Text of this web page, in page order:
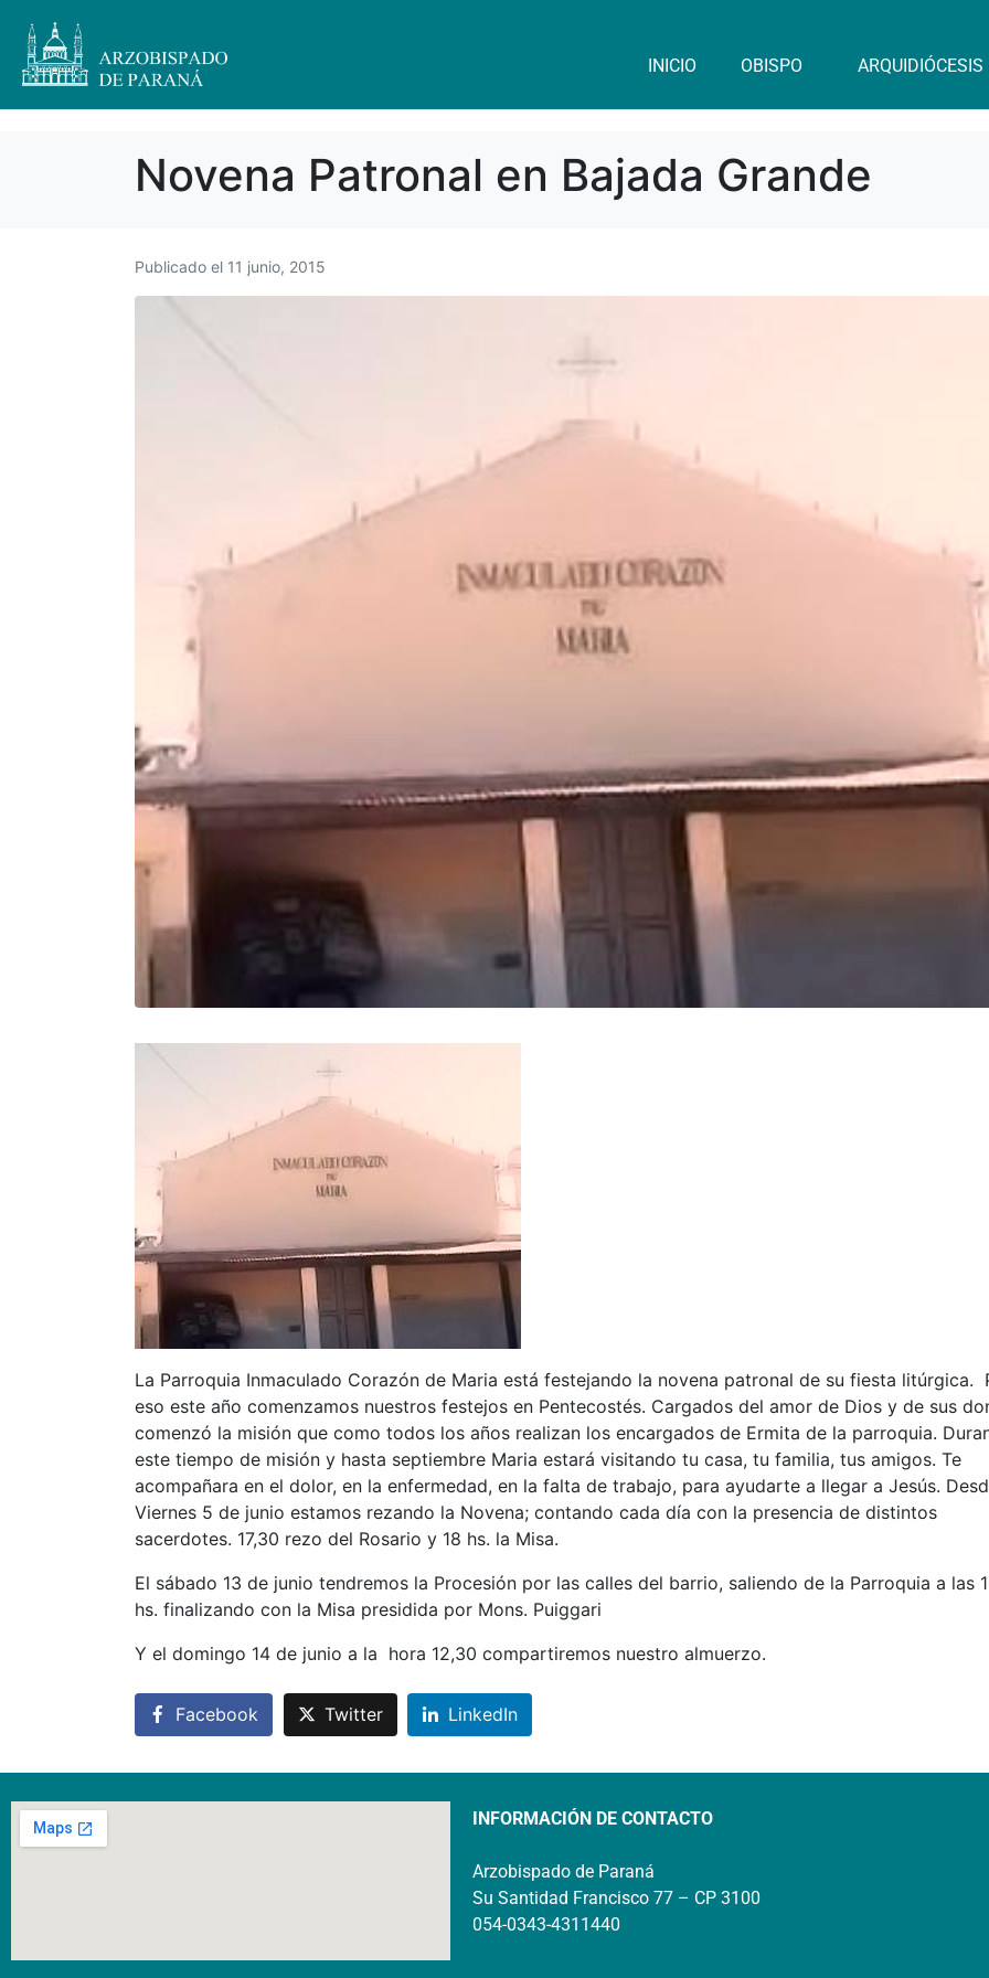
INICIO OBISPO ARQUIDIÓCESIS
Novena Patronal en Bajada Grande
Publicado el 11 junio, 2015
La Parroquia Inmaculado Corazón de Maria está festejando la novena patronal de su fiesta litúrgica.
eso este año comenzamos nuestros festejos en Pentecostés. Cargados del amor de Dios y de sus
comenzó la misión que como todos los años realizan los encargados de Ermita de la parroquia.
este tiempo de misión y hasta septiembre Maria estará visitando tu casa, tu familia, tus amigos. Te
acompañara en el dolor, en la enfermedad, en la falta de trabajo, para ayudarte a llegar a Jesús.
Viernes 5 de junio estamos rezando la Novena; contando cada día con la presencia de distintos
sacerdotes. 17,30 rezo del Rosario y 18 hs. la Misa.
El sábado 13 de junio tendremos la Procesión por las calles del barrio, saliendo de la Parroquia a las
hs. finalizando con la Misa presidida por Mons. Puiggari
Y el domingo 14 de junio a la hora 12,30 compartiremos nuestro almuerzo.
Facebook Twitter LinkedIn
INFORMACIÓN DE CONTACTO
Arzobispado de Paraná
Su Santidad Francisco 77 – CP 3100
054-0343-4311440